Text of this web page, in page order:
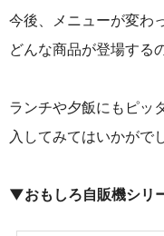
今後、メニューが変わ
どんな商品が登場する
ランチや夕飯にもピッ
入してみてはいかがで
▼おもしろ自販機シリ